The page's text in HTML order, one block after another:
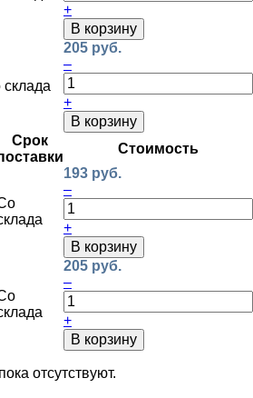
+
В корзину
205 руб.
–
+
В корзину
Срок
Стоимость
193 руб.
–
+
В корзину
205 руб.
–
+
В корзину
отсутствуют.